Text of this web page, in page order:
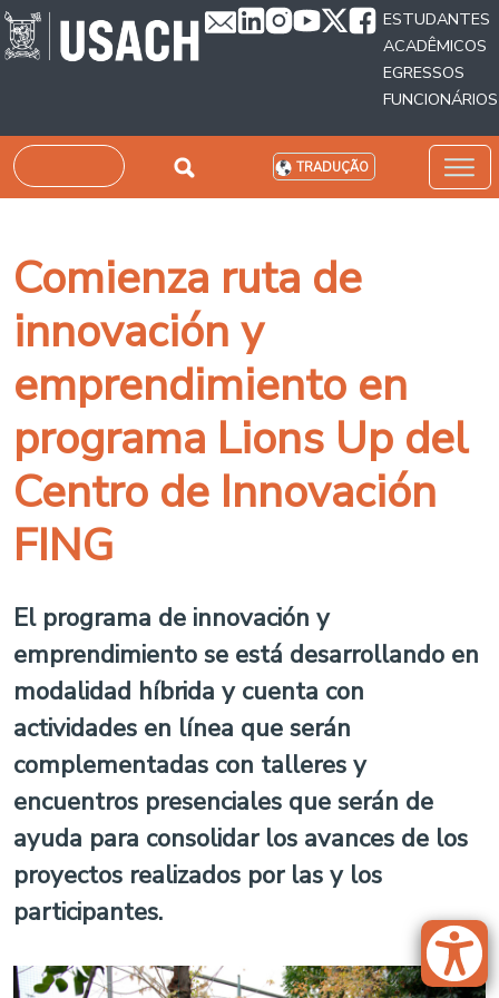
Passar para o conteúdo principal
ESTUDANTES
ACADÊMICOS
EGRESSOS
FUNCIONÁRIOS
Pesquisar TRADUÇÃO
Comienza ruta de
innovación y
emprendimiento en
programa Lions Up del
Centro de Innovación
FING
El programa de innovación y
emprendimiento se está desarrollando en
modalidad híbrida y cuenta con
actividades en línea que serán
complementadas con talleres y
encuentros presenciales que serán de
ayuda para consolidar los avances de los
proyectos realizados por las y los
participantes.